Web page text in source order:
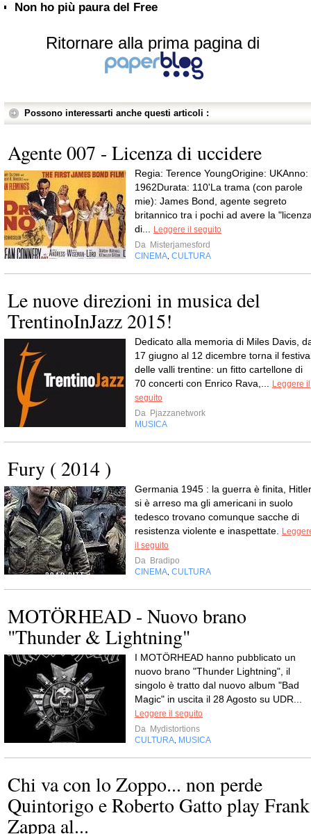
Non ho più paura del Free
Ritornare alla prima pagina di
Possono interessarti anche questi articoli :
Agente 007 - Licenza di uccidere
Regia: Terence YoungOrigine: UKAnno:
1962Durata: 110'La trama (con parole
mie): James Bond, agente segreto
britannico tra i pochi ad avere la
di...
Leggere il seguito
Da Misterjamesford
CINEMA CULTURA
Le nuove direzioni in musica del
TrentinoInJazz 2015!
Dedicato alla memoria di Miles Davis,
17 giugno al 12 dicembre torna il
delle valli trentine: un fitto cartellone di
70 concerti con Enrico Rava,...
Leggere il
seguito
Da Pjazzanetwork
MUSICA
Fury ( 2014 )
Germania 1945 : la guerra è finita, Hitler
si è arreso ma gli americani in suolo
tedesco trovano comunque sacche di
resistenza violente e inaspettate.
il seguito
Da Bradipo
CINEMA CULTURA
MOTÖRHEAD - Nuovo brano
"Thunder & Lightning"
I MOTÖRHEAD hanno pubblicato un
nuovo brano "Thunder Lightning", il
singolo è tratto dal nuovo album "Bad
Magic" in uscita il 28 Agosto su UDR...
Leggere il seguito
Da Mydistortions
CULTURA MUSICA
Chi va con lo Zoppo... non perde
Quintorigo e Roberto Gatto play Frank
Zappa al...